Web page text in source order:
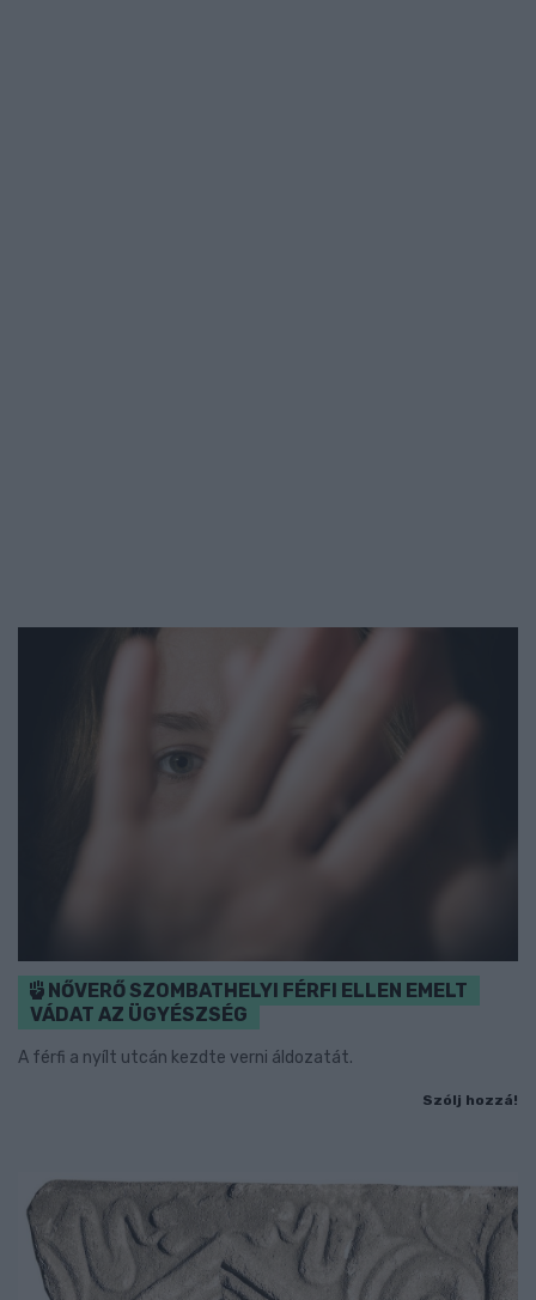
NŐVERŐ SZOMBATHELYI FÉRFI ELLEN EMELT
VÁDAT AZ ÜGYÉSZSÉG
A férfi a nyílt utcán kezdte verni áldozatát.
Szólj hozzá!